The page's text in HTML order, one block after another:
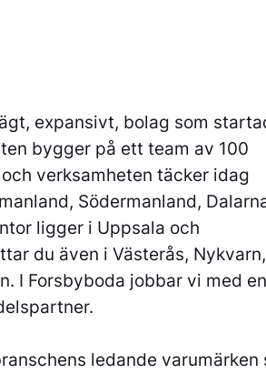
expansivt, bolag som
bygger på ett team av 100
verksamheten täcker idag
Södermanland,
ligger i Uppsala och
du även i Västerås, Nykvarn,
I Forsbyboda jobbar vi med en
ledande varumärken